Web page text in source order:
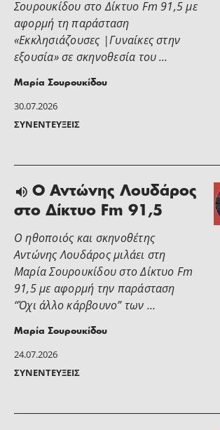
30.07.2026
ΣΥΝΕΝΤΕΎΞΕΙΣ
Σουρουκίδου στο Δίκτυο Fm 91,5 με
αφορμή τη παράσταση
«Εκκλησιάζουσες |Γυναίκες στην
εξουσία» σε σκηνοθεσία του …
Μαρία Σουρουκίδου
24.07.2026
ΣΥΝΕΝΤΕΎΞΕΙΣ
Ο Αντώνης Λουδάρος
στο Δίκτυο Fm 91,5
Ο ηθοποιός και σκηνοθέτης
Αντώνης Λουδάρος μιλάει στη
Μαρία Σουρουκίδου στο Δίκτυο Fm
91,5 με αφορμή την παράσταση
“Όχι άλλο κάρβουνο” των …
Μαρία Σουρουκίδου